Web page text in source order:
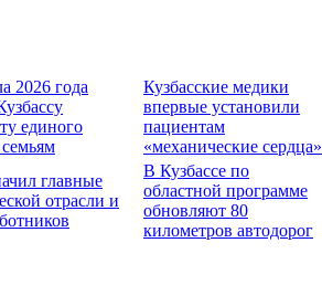
2026 года
единого
Кузбасские медики
впервые установили
пациентам
«механические сердца»
главные
отрасли и
В Кузбассе по
областной программе
обновляют 80
километров автодорог